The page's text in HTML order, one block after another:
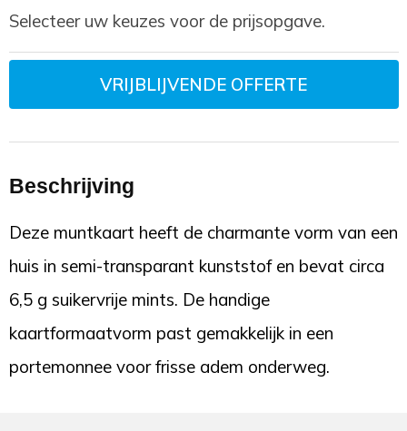
Selecteer uw keuzes voor de prijsopgave.
VRIJBLIJVENDE OFFERTE
Beschrijving
Deze muntkaart heeft de charmante vorm van een
huis in semi-transparant kunststof en bevat circa
6,5 g suikervrije mints. De handige
kaartformaatvorm past gemakkelijk in een
portemonnee voor frisse adem onderweg.